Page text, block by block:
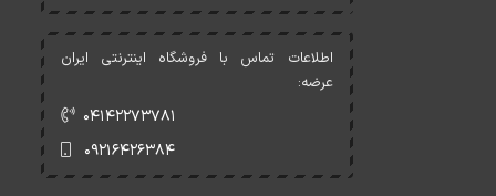
اطلاعات تماس با فروشگاه اینترنتی ایران
عرضه:
۰۴۱۴۲۲۷۳۷۸۱
۰۹۲۱۶۴۲۶۳۸۴